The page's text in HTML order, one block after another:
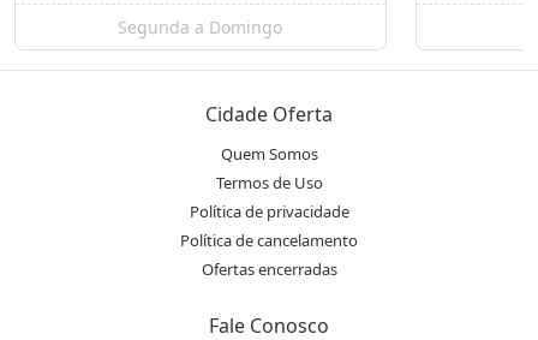
Segunda a Domingo
Cidade Oferta
Quem Somos
Termos de Uso
Política de privacidade
Política de cancelamento
Ofertas encerradas
Fale Conosco